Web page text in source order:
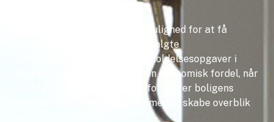
Håndværkerfradraget giver mulighed for at få
skattemæssigt fradrag for udvalgte
energiforbedringer og vedligeholdelsesopgaver i
boligen. Ordningen kan være en økonomisk fordel, når
du får udskiftet vinduer eller forbedrer boligens
energiforbrug. Vi hjælper dig med at skabe overblik